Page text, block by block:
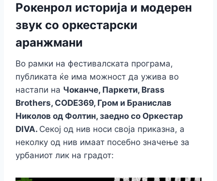
Рокенрол историја и модерен
звук со оркестарски
аранжмани
Во рамки на фестивалската програма,
публиката ќе има можност да ужива во
настапи на Чоканче, Паркети, Brass
Brothers, CODE369, Гром и Бранислав
Николов од Фолтин, заедно со Оркестар
DIVA. Секој од нив носи своја приказна, а
неколку од нив имаат посебно значење за
урбаниот лик на градот: